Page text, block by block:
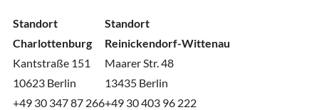
Standort
Charlottenburg
Kantstraße 151
10623 Berlin
+49 30 347 87 266
Standort
Reinickendorf-Wittenau
Maarer Str. 48
13435 Berlin
+49 30 403 96 222